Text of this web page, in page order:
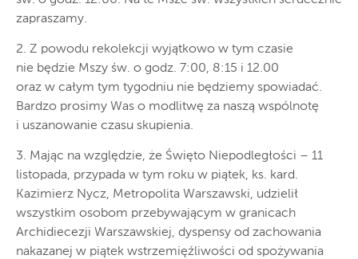
zapraszamy.
2. Z powodu rekolekcji wyjątkowo w tym czasie
nie będzie Mszy św. o godz. 7:00, 8:15 i 12.00
oraz w całym tym tygodniu nie będziemy spowiadać.
Bardzo prosimy Was o modlitwę za naszą wspólnotę
i uszanowanie czasu skupienia.
3. Mając na względzie, że Święto Niepodległości – 11
listopada, przypada w tym roku w piątek, ks. kard.
Kazimierz Nycz, Metropolita Warszawski, udzielił
wszystkim osobom przebywającym w granicach
Archidiecezji Warszawskiej, dyspensy od zachowania
nakazanej w piątek wstrzemięźliwości od spożywania